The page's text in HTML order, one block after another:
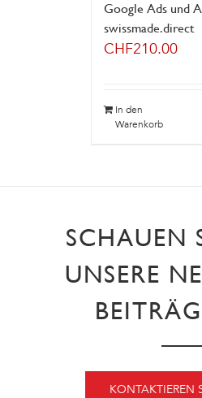
Google Ads und
swissmade.direct
CHF210.00
In den
Warenkorb
SCHAUEN
UNSERE
KONTAKTIEREN